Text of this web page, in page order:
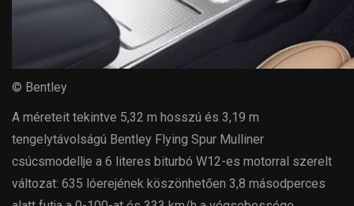
© Bentley
A méreteit tekintve 5,32 m hosszú és 3,19 m
tengelytávolságú Bentley Flying Spur Mulliner
csúcsmodellje a 6 literes biturbó W12-es motorral szerelt
változat: 635 lóerejének köszönhetően 3,8 másodperces